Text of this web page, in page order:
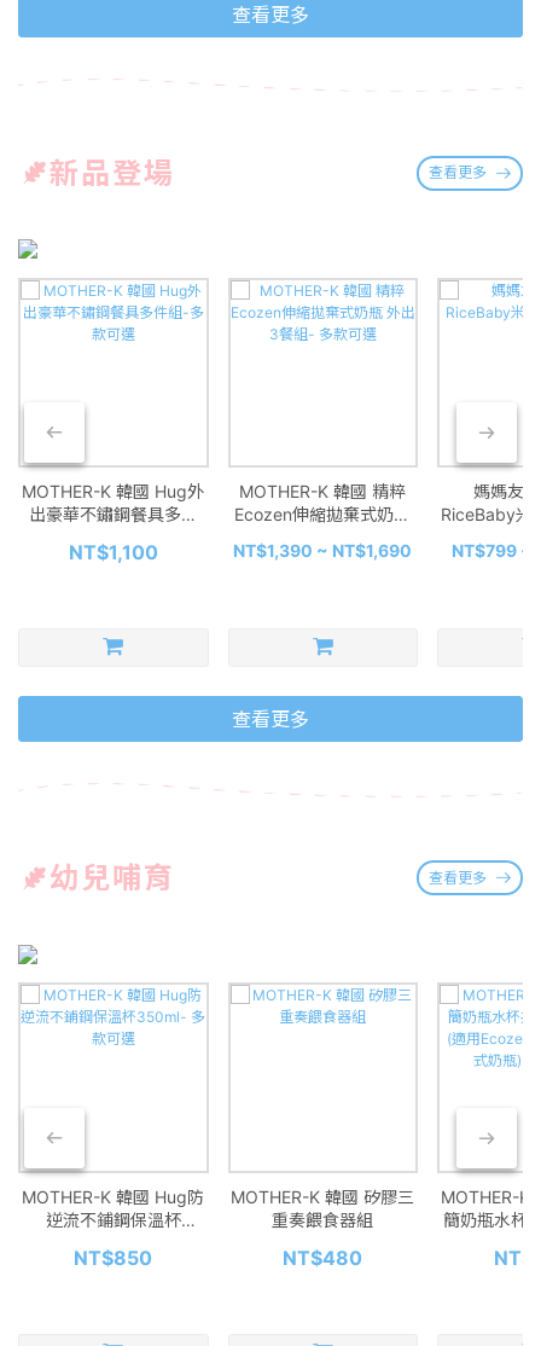
查看更多
新品登場 查看更多
MOTHER-K 韓國 Hug外
出豪華不鏽鋼餐具多件
NT$1,100
MOTHER-K 韓國 精粹
Ecozen伸縮拋棄式奶瓶
NT$1,390 ~ NT$1,690
媽媽友
RiceBaby米
NT$799 ~
查看更多
幼兒哺育 查看更多
MOTHER-K 韓國 Hug防
逆流不鋪鋼保溫杯
NT$850
MOTHER-K 韓國 矽膠三
重奏餵食器組
NT$480
MOTHER-K
簡奶瓶水杯
拋棄式奶